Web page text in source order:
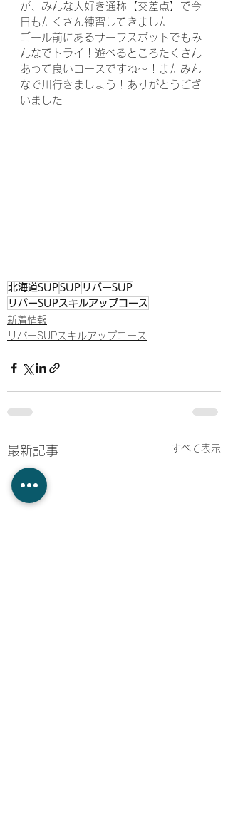
が、みんな大好き通称【交差点】で今
日もたくさん練習してきました！
ゴール前にあるサーフスポットでもみ
んなでトライ！遊べるところたくさん
あって良いコースですね〜！またみん
なで川行きましょう！ありがとうござ
いました！
北海道SUPSUP リバーSUP
リバーSUPスキルアップコース
新着情報
リバーSUPスキルアップコース
最新記事 すべて表示